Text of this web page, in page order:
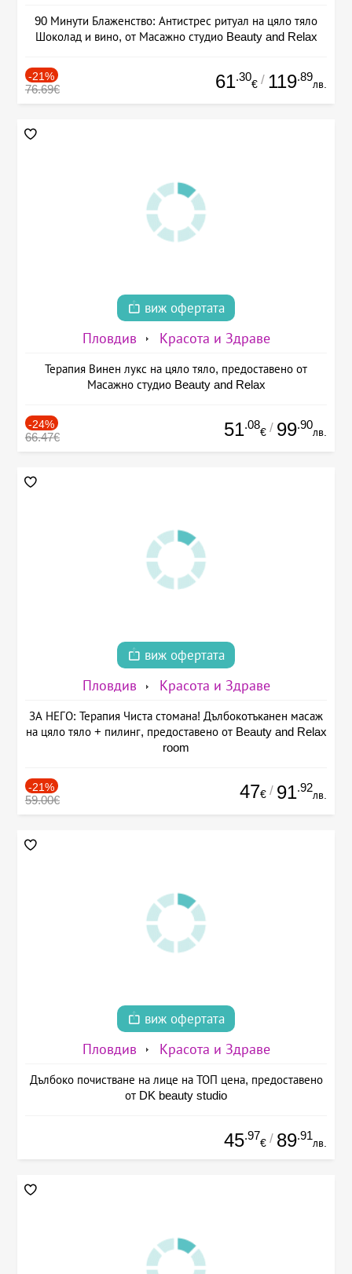
90 Минути Блаженство: Антистрес ритуал на цяло тяло
Шоколад и вино, от Масажно студио Beauty and Relax
-21%
76.69€ 61.30
€ / 119.89
лв.
виж офертата
Пловдив Красота и Здраве
Терапия Винен лукс на цяло тяло, предоставено от
Масажно студио Beauty and Relax
-24%
66.47€ 51.08
€ / 99.90
лв.
виж офертата
Пловдив Красота и Здраве
ЗА НЕГО: Терапия Чиста стомана! Дълбокотъканен масаж
на цяло тяло + пилинг, предоставено от Beauty and Relax
room
-21%
59.00€ 47€ / 91.92
лв.
виж офертата
Пловдив Красота и Здраве
Дълбоко почистване на лице на ТОП цена, предоставено
от DK beauty studio
45.97
€ / 89.91
лв.